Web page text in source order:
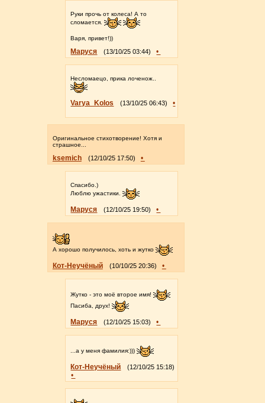
Руки прочь от колеса! А то
сломается.
Варя, привет!))
Маруся (13/10/25 03:44) •
Несломаецо, прика лоченож..
Varya_Kolos (13/10/25 06:43) •
Оригинальное стихотворение! Хотя и
страшное...
ksemich (12/10/25 17:50) •
Спасибо.)
Люблю ужастики.
Маруся (12/10/25 19:50) •
А хорошо получилось, хоть и жутко
Кот-Неучёный (10/10/25 20:36) •
Жутко - это моё второе имя!
Пасиба, друх!
Маруся (12/10/25 15:03) •
...а у меня фамилия:)))
Кот-Неучёный (12/10/25 15:18)
•